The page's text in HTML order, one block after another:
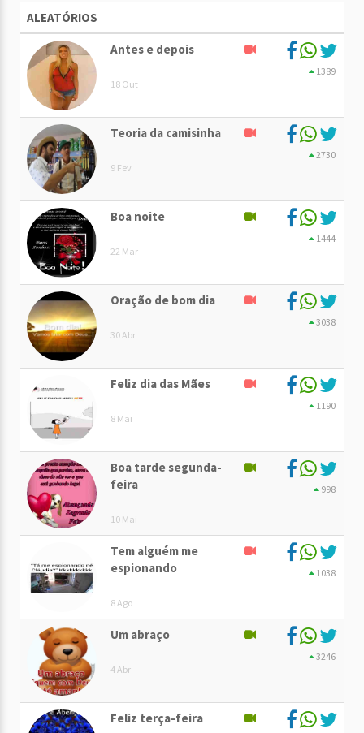
ALEATÓRIOS
Antes e depois
18 Out
1389
Teoria da camisinha
9 Fev
2730
Boa noite
22 Mar
1444
Oração de bom dia
30 Abr
3038
Feliz dia das Mães
8 Mai
1190
Boa tarde segunda-
feira
10 Mai
998
Tem alguém me
espionando
8 Ago
1038
Um abraço
4 Abr
3246
Feliz terça-feira